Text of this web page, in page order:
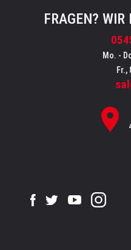
FRAGEN? WIR
Mo. -
Fr.,